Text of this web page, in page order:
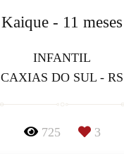
Kaique - 11 meses
INFANTIL
CAXIAS DO SUL - RS
725 3